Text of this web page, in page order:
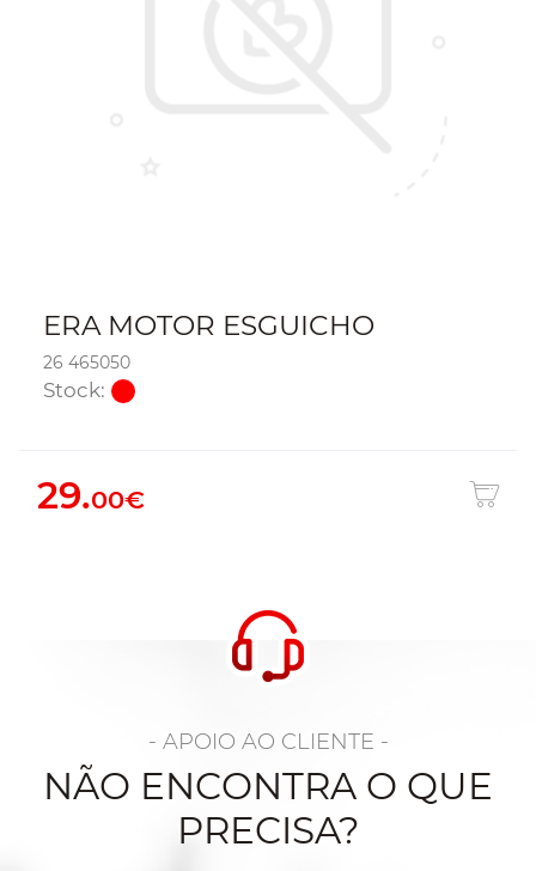
ERA MOTOR ESGUICHO
26 465050
Stock:
29.00€
- APOIO AO CLIENTE -
NÃO ENCONTRA O QUE
PRECISA?